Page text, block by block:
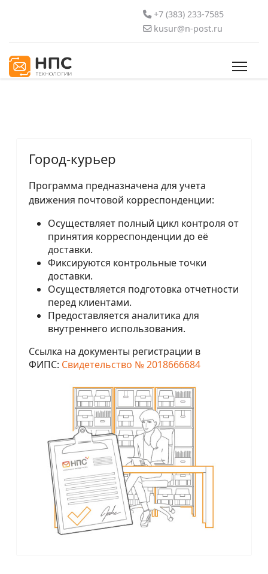
+7 (383) 233-7585
kusur@n-post.ru
Город-курьер
Программа предназначена для учета
движения почтовой корреспонденции:
Осуществляет полный цикл контроля от
принятия корреспонденции до её
доставки.
Фиксируются контрольные точки
доставки.
Осуществляется подготовка отчетности
перед клиентами.
Предоставляется аналитика для
внутреннего использования.
Ссылка на документы регистрации в
ФИПС: Свидетельство № 2018666684